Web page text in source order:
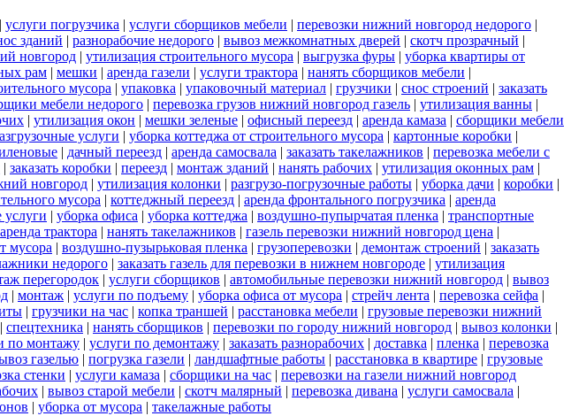
| услуги погрузчика | услуги сборщиков мебели | перевозки нижний новгород недорого |
зданий | разнорабочие недорого | вывоз межкомнатных дверей | скотч прозрачный |
новгород | утилизация строительного мусора | выгрузка фуры | уборка квартиры от
рам | мешки | аренда газели | услуги трактора | нанять сборщиков мебели |
мусора | упаковка | упаковочный материал | грузчики | снос строений | заказать
мебели недорого | перевозка грузов нижний новгород газель | утилизация ванны |
| утилизация окон | мешки зеленые | офисный переезд | аренда камаза | сборщики мебели
услуги | уборка коттеджа от строительного мусора | картонные коробки |
| дачный переезд | аренда самосвала | заказать такелажников | перевозка мебели с
| заказать коробки | переезд | монтаж зданий | нанять рабочих | утилизация оконных рам |
новгород | утилизация колонки | разгрузо-погрузочные работы | уборка дачи | коробки |
мусора | коттеджный переезд | аренда фронтального погрузчика | аренда
услуги | уборка офиса | уборка коттеджа | воздушно-пупырчатая пленка | транспортные
аренда трактора | нанять такелажников | газель перевозки нижний новгород цена |
мусора | воздушно-пузырьковая пленка | грузоперевозки | демонтаж строений | заказать
недорого | заказать газель для перевозки в нижнем новгороде | утилизация
перегородок | услуги сборщиков | автомобильные перевозки нижний новгород | вывоз
| монтаж | услуги по подъему | уборка офиса от мусора | стрейч лента | перевозка сейфа |
| грузчики на час | копка траншей | расстановка мебели | грузовые перевозки нижний
| спецтехника | нанять сборщиков | перевозки по городу нижний новгород | вывоз колонки |
по монтажу | услуги по демонтажу | заказать разнорабочих | доставка | пленка | перевозка
газелью | погрузка газели | ландшафтные работы | расстановка в квартире | грузовые
стенки | услуги камаза | сборщики на час | перевозки на газели нижний новгород
| вывоз старой мебели | скотч малярный | перевозка дивана | услуги самосвала |
| уборка от мусора | такелажные работы